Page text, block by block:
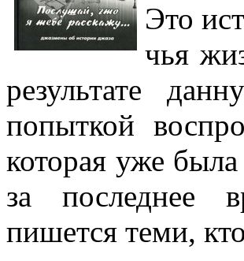
Это
чья
результате
попыткой
которая уже
за последнее
пишется теми,